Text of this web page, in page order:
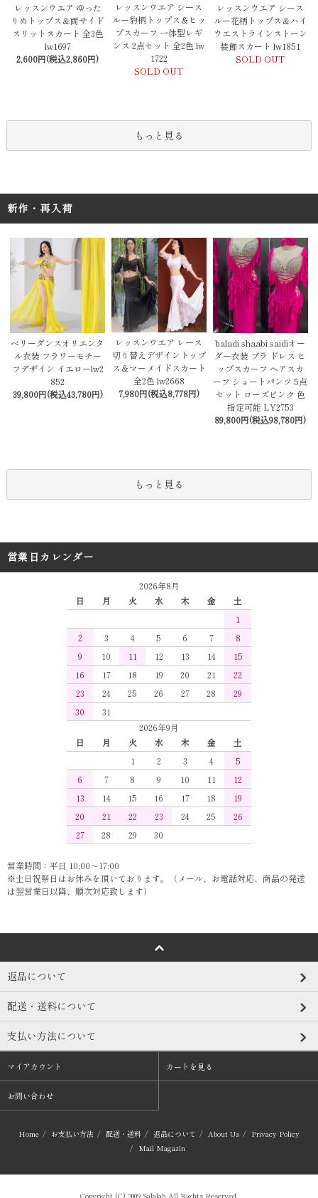
レッスンウエア ゆった
りめトップス＆両サイド
スリットスカート 全3色
lw1697
2,600円(税込2,860円)
レッスンウエア シース
ルー豹柄トップス＆ヒッ
プスカーフ 一体型レギ
ンス 2点セット 全2色 lw
1722
SOLD OUT
レッスンウエア シース
ルー花柄トップス＆ハイ
ウエストラインストーン
装飾スカート lw1851
SOLD OUT
もっと見る
新作・再入荷
ベリーダンスオリエンタ
ル衣装 フラワーモチー
フデザイン イエローlw2
852
39,800円(税込43,780円)
レッスンウエア レース
切り替えデザイントップ
ス＆マーメイドスカート
全2色 lw2668
7,980円(税込8,778円)
baladi shaabi saidiオー
ダー衣装 ブラ ドレス ヒ
ップスカーフ ヘアスカ
ーフ ショートパンツ 5点
セット ローズピンク 色
指定可能 LY2753
89,800円(税込98,780円)
もっと見る
営業日カレンダー
2026年8月
日
月 火 水 木 金
土
1
2
3 4 5 6 7
8
9
10 11 12 13 14
15
16
17 18 19 20 21
22
23
24 25 26 27 28
29
30
31
2026年9月
日
月 火 水 木 金
土
1
2 3 4
5
6
7 8 9 10 11
12
13
14 15 16 17 18
19
20
21 22 23 24 25
26
27
28 29 30
営業時間：平日 10:00～17:00
※土日祝祭日はお休みを頂いております。（メール、お電話対応、商品の発送
は翌営業日以降、順次対応致します）
返品について
配送・送料について
支払い方法について
マイアカウント カートを見る
お問い合わせ
Home / お支払い方法 / 配送・送料 / 返品について / About Us / Privacy Policy
/ Mail Magazin
Copyright (C) 2009 Salalah All Rights Reserved.